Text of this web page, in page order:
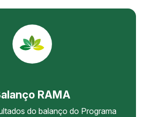
RAMA
do balanço do Programa